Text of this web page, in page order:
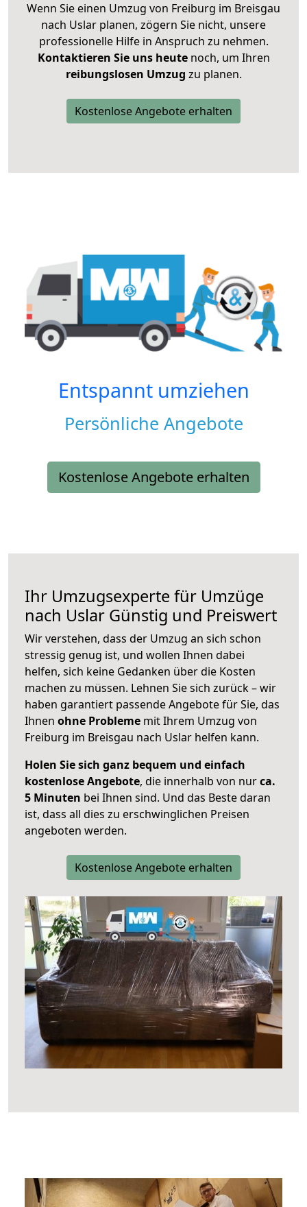
Wenn Sie einen Umzug von Freiburg im Breisgau
nach Uslar planen, zögern Sie nicht, unsere
professionelle Hilfe in Anspruch zu nehmen.
Kontaktieren Sie uns heutenoch, um Ihren
reibungslosen Umzug zu planen.
Kostenlose Angebote erhalten
Entspannt umziehen
Persönliche Angebote
Kostenlose Angebote erhalten
Ihr Umzugsexperte für Umzüge
nach Uslar Günstig und Preiswert
Wir verstehen, dass der Umzug an sich schon
stressig genug ist, und wollen Ihnen dabei
helfen, sich keine Gedanken über die Kosten
machen zu müssen. Lehnen Sie sich zurück – wir
haben garantiert passende Angebote für Sie, das
Ihnen ohne Probleme mit Ihrem Umzug von
Freiburg im Breisgau nach Uslar helfen kann.
Holen Sie sich ganz bequem und einfach
kostenlose Angebote, die innerhalb von nurca.
5 Minuten bei Ihnen sind. Und das Beste daran
ist, dass all dies zu erschwinglichen Preisen
angeboten werden.
Kostenlose Angebote erhalten